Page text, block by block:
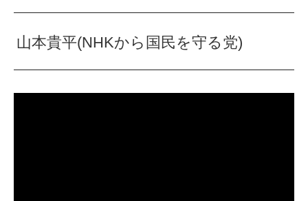
山本貴平(NHKから国民を守る党)